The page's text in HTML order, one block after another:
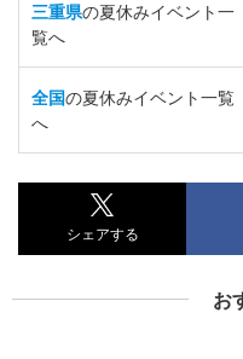
三重県の夏休みイベント一
覧へ
全国の夏休みイベント一覧
へ
シェアする
お